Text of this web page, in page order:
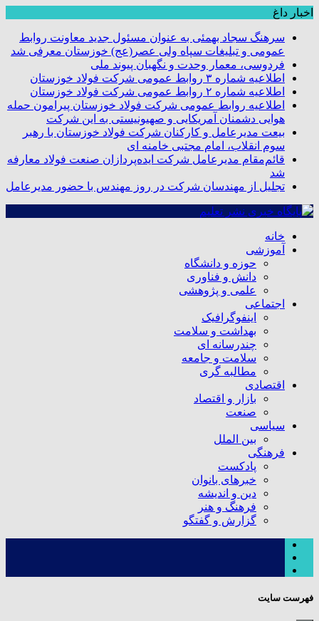
اخبار داغ
سرهنگ سجاد بهمئی به عنوان مسئول جدید معاونت روابط
عمومی و تبلیغات سپاه ولی عصر(عج) خوزستان معرفی شد
فردوسی، معمار وحدت و نگهبان پیوند ملی
اطلاعیه شماره ۳ روابط عمومی شرکت فولاد خوزستان
اطلاعیه شماره ۲ روابط عمومی شرکت فولاد خوزستان
اطلاعیه روابط عمومی شرکت فولاد خوزستان پیرامون حمله
هوایی دشمنان آمریکایی و صهیونیستی به این شرکت
بیعت مدیرعامل و کارکنان شرکت فولاد خوزستان با رهبر
سوم انقلاب، امام مجتبی خامنه ای
قائم‌مقام مدیرعامل شرکت ایده‌پردازان صنعت فولاد معارفه
شد
تجلیل از مهندسان شرکت در روز مهندس با حضور مدیرعامل
خانه
آموزشی
حوزه و دانشگاه
دانش و فناوری
علمی و پژوهشی
اجتماعی
اینفوگرافیک
بهداشت و سلامت
چندرسانه ای
سلامت و جامعه
مطالبه گری
اقتصادی
بازار و اقتصاد
صنعت
سیاسی
بین الملل
فرهنگی
پادکست
خبرهای بانوان
دین و اندیشه
فرهنگ و هنر
گزارش و گفتگو
فهرست سایت